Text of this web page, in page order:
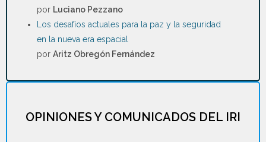
por Luciano Pezzano
Los desafíos actuales para la paz y la seguridad
en la nueva era espacial
por Aritz Obregón Fernández
OPINIONES Y COMUNICADOS DEL IRI